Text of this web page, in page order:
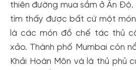
thiên đường mua sắm ở Ấn Độ.
tìm thấy được bất cứ một
là các món đồ chế tác thủ
xảo. Thành phố Mumbai còn
Khải Hoàn Môn và là thủ phủ